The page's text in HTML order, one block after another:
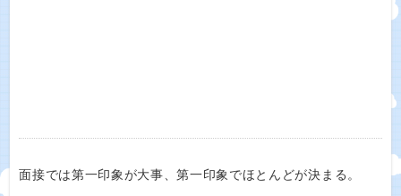
面接では第一印象が大事、第一印象でほとんどが決まる。